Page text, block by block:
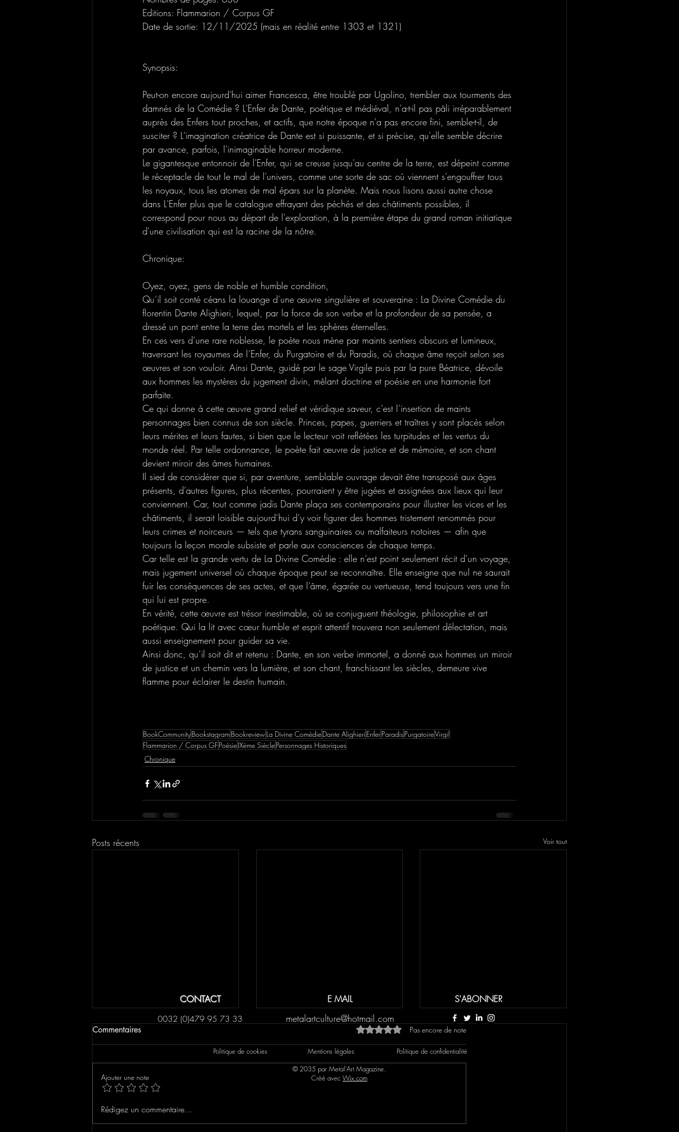
Editions: Flammarion / Corpus GF
Date de sortie: 12/11/2025 (mais en réalité entre 1303 et 1321)
Synopsis:
Peut-on encore aujourd'hui aimer Francesca, être troublé par Ugolino, trembler aux tourments des
damnés de la Comédie ? L'Enfer de Dante, poétique et médiéval, n'a-t-il pas pâli irréparablement
auprès des Enfers tout proches, et actifs, que notre époque n'a pas encore fini, semble-t-il, de
susciter ? L'imagination créatrice de Dante est si puissante, et si précise, qu'elle semble décrire
par avance, parfois, l'inimaginable horreur moderne.
Le gigantesque entonnoir de l'Enfer, qui se creuse jusqu'au centre de la terre, est dépeint comme
le réceptacle de tout le mal de l'univers, comme une sorte de sac où viennent s'engouffrer tous
les noyaux, tous les atomes de mal épars sur la planète. Mais nous lisons aussi autre chose
dans L'Enfer plus que le catalogue effrayant des péchés et des châtiments possibles, il
correspond pour nous au départ de l'exploration, à la première étape du grand roman initiatique
d'une civilisation qui est la racine de la nôtre.
Chronique:
Oyez, oyez, gens de noble et humble condition,
Qu’il soit conté céans la louange d’une œuvre singulière et souveraine : La Divine Comédie du
florentin Dante Alighieri, lequel, par la force de son verbe et la profondeur de sa pensée, a
dressé un pont entre la terre des mortels et les sphères éternelles.
En ces vers d’une rare noblesse, le poète nous mène par maints sentiers obscurs et lumineux,
traversant les royaumes de l’Enfer, du Purgatoire et du Paradis, où chaque âme reçoit selon ses
œuvres et son vouloir. Ainsi Dante, guidé par le sage Virgile puis par la pure Béatrice, dévoile
aux hommes les mystères du jugement divin, mêlant doctrine et poésie en une harmonie fort
parfaite.
Ce qui donne à cette œuvre grand relief et véridique saveur, c’est l’insertion de maints
personnages bien connus de son siècle. Princes, papes, guerriers et traîtres y sont placés selon
leurs mérites et leurs fautes, si bien que le lecteur voit reflétées les turpitudes et les vertus du
monde réel. Par telle ordonnance, le poète fait œuvre de justice et de mémoire, et son chant
devient miroir des âmes humaines.
Il sied de considérer que si, par aventure, semblable ouvrage devait être transposé aux âges
présents, d’autres figures, plus récentes, pourraient y être jugées et assignées aux lieux qui leur
conviennent. Car, tout comme jadis Dante plaça ses contemporains pour illustrer les vices et les
châtiments, il serait loisible aujourd’hui d’y voir figurer des hommes tristement renommés pour
leurs crimes et noirceurs — tels que tyrans sanguinaires ou malfaiteurs notoires — afin que
toujours la leçon morale subsiste et parle aux consciences de chaque temps.
Car telle est la grande vertu de La Divine Comédie : elle n’est point seulement récit d’un voyage,
mais jugement universel où chaque époque peut se reconnaître. Elle enseigne que nul ne saurait
fuir les conséquences de ses actes, et que l’âme, égarée ou vertueuse, tend toujours vers une fin
qui lui est propre.
En vérité, cette œuvre est trésor inestimable, où se conjuguent théologie, philosophie et art
poétique. Qui la lit avec cœur humble et esprit attentif trouvera non seulement délectation, mais
aussi enseignement pour guider sa vie.
Ainsi donc, qu’il soit dit et retenu : Dante, en son verbe immortel, a donné aux hommes un miroir
de justice et un chemin vers la lumière, et son chant, franchissant les siècles, demeure vive
flamme pour éclairer le destin humain.
BookCommunityBookstagram BookreviewLa Divine ComédieDante AlighieriEnferParadisPurgatoireVirgil
Flammarion / Corpus GFPoésieIXème SièclePersonnages Historiques
Chronique
Posts récents Voir tout
CHRONIQUE: Dans leurs
Commentaires Noté 0 étoile sur 5.Pas encore de note
Ajouter une note
Rédigez un commentaire...
CONTACT
0032 (0)479 95 73 33
E MAIL
metalartculture@hotmail.com
S'ABONNER
Politique de cookies Mentions légales
Politique de confidentialité
© 2035 par Metal'Art Magazine.
Créé avec Wix.com